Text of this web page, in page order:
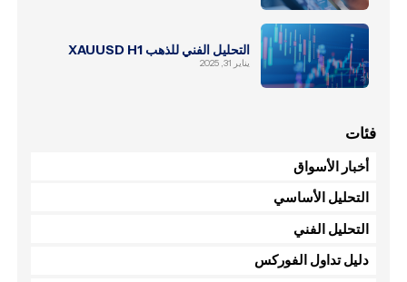
التحليل الفني للذهب XAUUSD H1
يناير 31, 2025
فئات
أخبار الأسواق
التحليل الأساسي
التحليل الفني
دليل تداول الفوركس